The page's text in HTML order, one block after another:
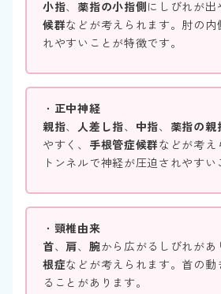
小指、 薬指の小指側にしびれが出
候群などが考えられます。肘の内
れやすいことが特徴です。
・ 正中神経
親指、 人差し指、 中指、 薬指の親
やすく、 手根管症候群などが考え
トンネルで神経が圧迫されやすい
・ 頸椎由来
首、 肩、 腕から広がるしびれがあ
根症などが考えられます。首の動
ることがあります。